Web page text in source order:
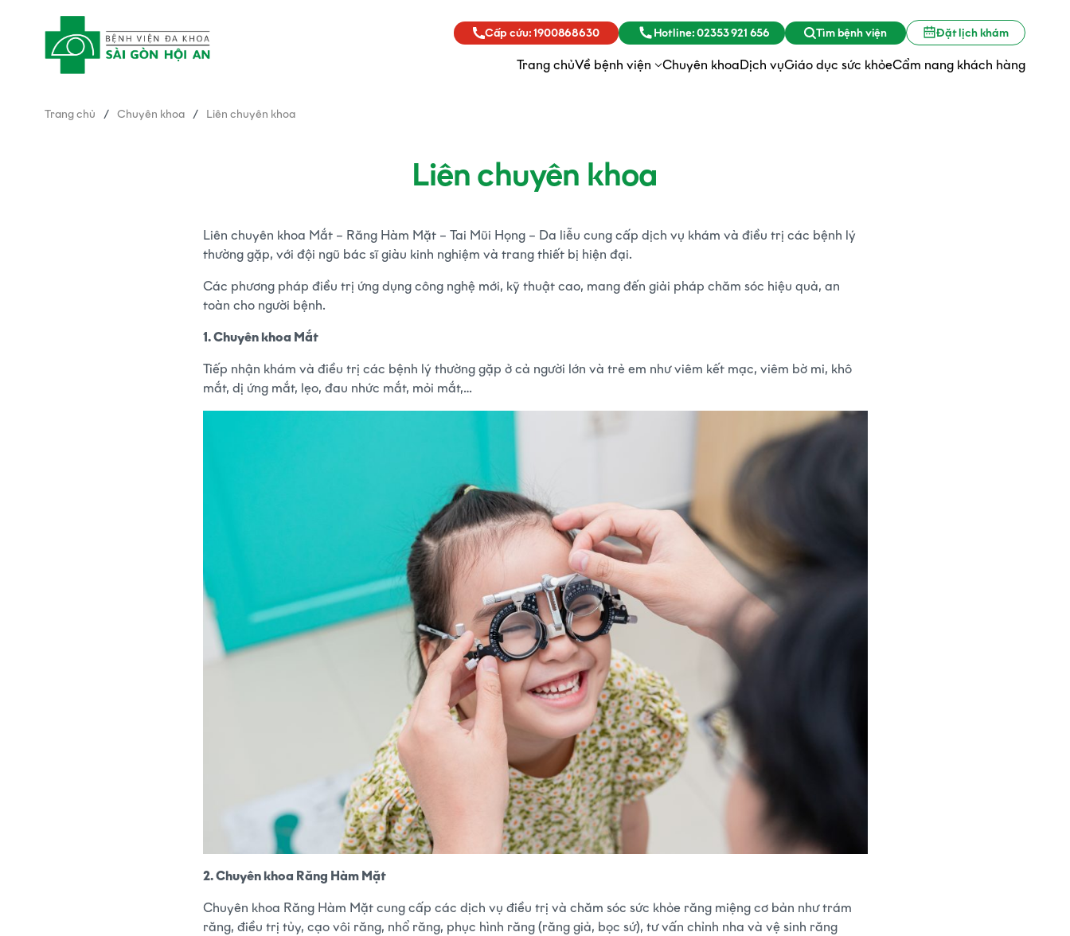
Cấp cứu:1900868630 Hotline:02353 921 656 Tìm bệnh viện Đặt lịch khám
Trang chủVề bệnh viện Chuyên khoa Dịch vụGiáo dục sức khỏeCẩm nang khách hàng
Trang chủ / Chuyên khoa / Liên chuyên khoa
Liên chuyên khoa
Liên chuyên khoa Mắt – Răng Hàm Mặt – Tai Mũi Họng – Da liễu cung cấp dịch vụ khám và điều trị các bệnh lý
thường gặp, với đội ngũ bác sĩ giàu kinh nghiệm và trang thiết bị hiện đại.
Các phương pháp điều trị ứng dụng công nghệ mới, kỹ thuật cao, mang đến giải pháp chăm sóc hiệu quả, an
toàn cho người bệnh.
1. Chuyên khoa Mắt
Tiếp nhận khám và điều trị các bệnh lý thường gặp ở cả người lớn và trẻ em như viêm kết mạc, viêm bờ mi, khô
mắt, dị ứng mắt, lẹo, đau nhức mắt, mỏi mắt,…
2. Chuyên khoa Răng Hàm Mặt
Chuyên khoa Răng Hàm Mặt cung cấp các dịch vụ điều trị và chăm sóc sức khỏe răng miệng cơ bản như trám
răng, điều trị tủy, cạo vôi răng, nhổ răng, phục hình răng (răng giả, bọc sứ), tư vấn chỉnh nha và vệ sinh răng